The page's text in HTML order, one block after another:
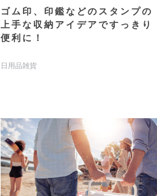
ゴム印、印鑑などのスタンプの
上手な収納アイデアですっきり
便利に！
日用品雑貨